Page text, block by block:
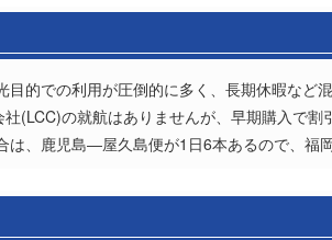
的での利用が圧倒的に多く、長期休暇など
(LCC)の就航はありませんが、早期購入で割
は、鹿児島―屋久島便が1日6本あるので、